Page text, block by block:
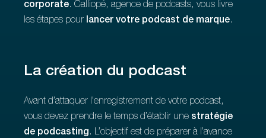
corporate. Calliopé, agence de podcasts, vous livre
les étapes pour lancer votre podcast de marque.
La création du podcast
Avant d’attaquer l’enregistrement de votre podcast,
vous devez prendre le temps d’établir une stratégie
de podcasting. L’objectif est de préparer à l’avance